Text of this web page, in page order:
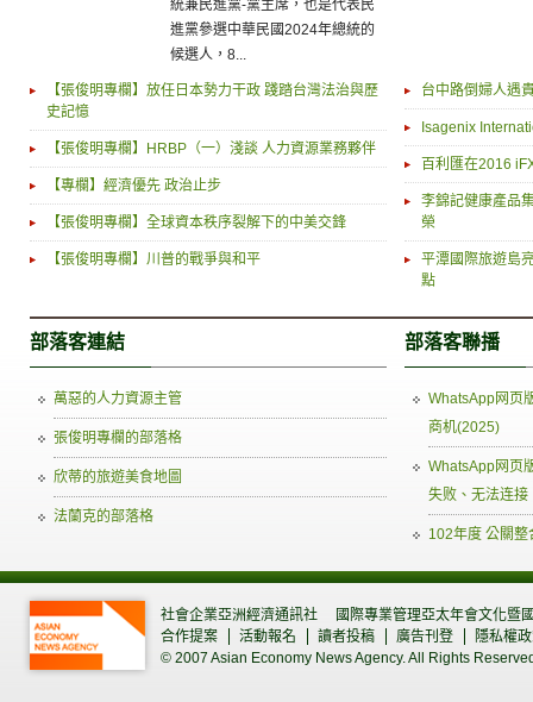
統兼民進黨-黨主席，也是代表民
進黨參選中華民國2024年總統的
候選人，8...
【張俊明專欄】放任日本勢力干政 踐踏台灣法治與歷
史記憶
【張俊明專欄】HRBP（一）淺談 人力資源業務夥伴
【專欄】經濟優先 政治止步
【張俊明專欄】全球資本秩序裂解下的中美交鋒
【張俊明專欄】川普的戰爭與和平
台中路倒婦人遇
Isagenix
百利匯在2016
李錦記健康產品
榮
平潭國際旅遊島
點
部落客連結
萬惡的人力資源主管
張俊明專欄的部落格
欣蒂的旅遊美食地圖
法蘭克的部落格
部落客聯播
WhatsApp网页
商机(2025)
WhatsApp网页
失败、无法连接
102年度 公關
社會企業亞洲經濟通訊社
國際專業管理亞太年會文化暨
合作提案
活動報名 讀者投稿 廣告刊登
隱私權
© 2007 Asian Economy News Agency. All Rights